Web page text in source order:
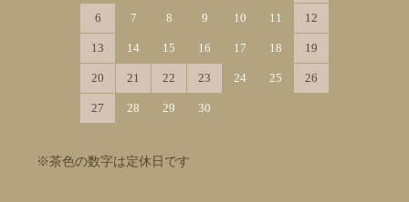
6 7 8 9 10 11 12
13 14 15 16 17 18 19
20 21 22 23 24 25 26
27 28 29 30
※茶色の数字は定休日です